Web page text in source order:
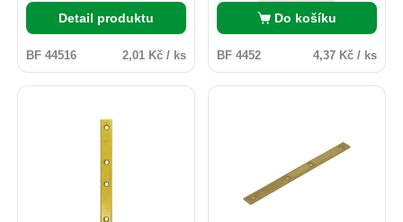
Detail produktu
BF 44516 2,01 Kč / ks
Do košíku
BF 4452 4,37 Kč / ks